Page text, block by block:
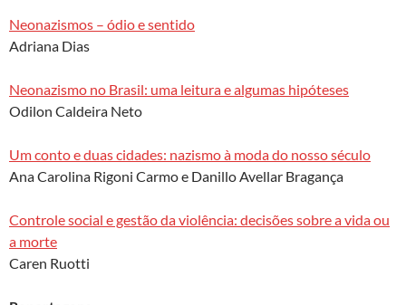
Neonazismos – ódio e sentido
Adriana Dias
Neonazismo no Brasil: uma leitura e algumas hipóteses
Odilon Caldeira Neto
Um conto e duas cidades: nazismo à moda do nosso século
Ana Carolina Rigoni Carmo e Danillo Avellar Bragança
Controle social e gestão da violência: decisões sobre a vida ou
a morte
Caren Ruotti